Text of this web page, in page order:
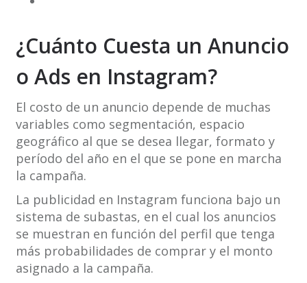
¿Cuánto Cuesta un Anuncio
o Ads en Instagram?
El costo de un anuncio depende de muchas
variables como segmentación, espacio
geográfico al que se desea llegar, formato y
período del año en el que se pone en marcha
la campaña.
La publicidad en Instagram funciona bajo un
sistema de subastas, en el cual los anuncios
se muestran en función del perfil que tenga
más probabilidades de comprar y el monto
asignado a la campaña.